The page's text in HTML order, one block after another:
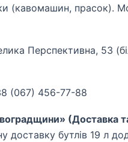
(кавомашин, прасок).
Перспективна, 53
(067) 456-77-88
(Доставка
доставку бутлів 19 л